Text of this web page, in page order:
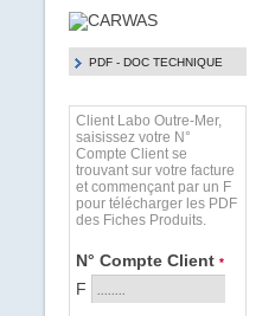
PDF - DOC TECHNIQUE
Client Labo Outre-Mer,
saisissez votre N°
Compte Client se
trouvant sur votre facture
et commençant par un F
pour télécharger les PDF
des Fiches Produits.
N° Compte Client *
F